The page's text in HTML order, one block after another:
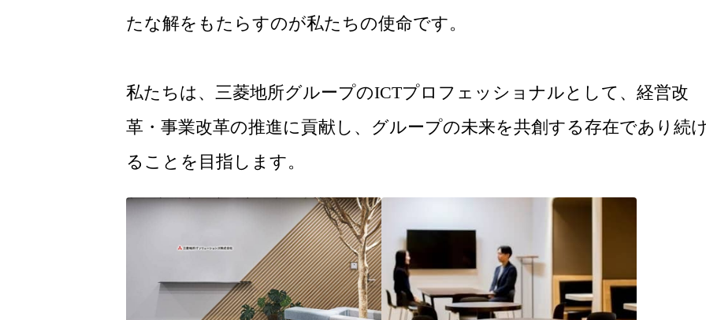
たな解をもたらすのが私たちの使命です。
私たちは、三菱地所グループのICTプロフェッショナルとして、経営改
革・事業改革の推進に貢献し、グループの未来を共創する存在であり続